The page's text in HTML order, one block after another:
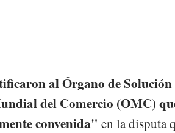
al Órgano de Solución
del Comercio (OMC)
convenida" en la disputa